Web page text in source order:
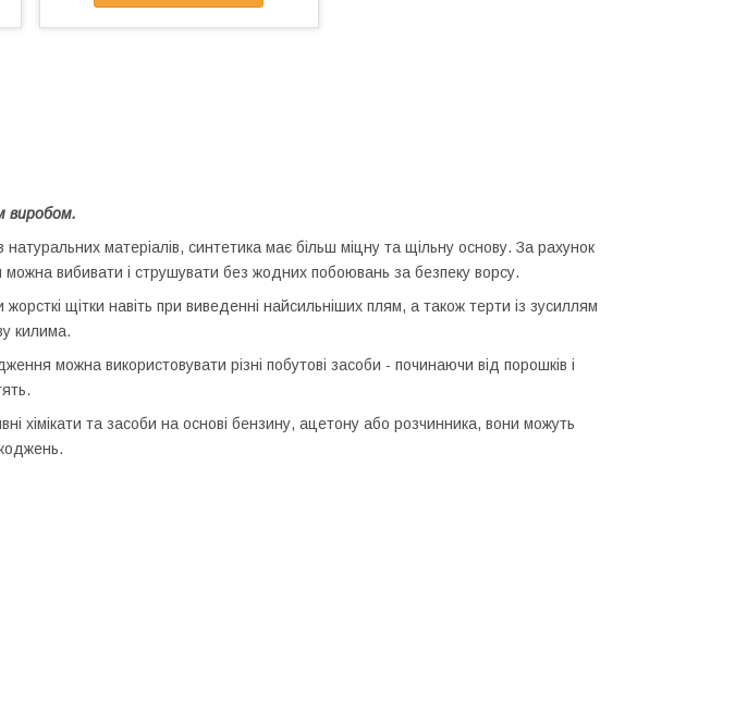
виробом.
натуральних матеріалів, синтетика має більш міцну та щільну основу. За рахунок
можна вибивати і струшувати без жодних побоювань за безпеку ворсу.
щітки навіть при виведенні найсильніших плям, а також терти із зусиллям
килима.
можна використовувати різні побутові засоби - починаючи від порошків і
хімікати та засоби на основі бензину, ацетону або розчинника, вони можуть